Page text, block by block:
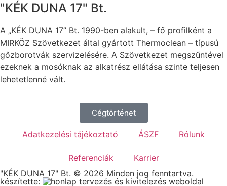
"KÉK DUNA 17" Bt.
A „KÉK DUNA 17” Bt. 1990-ben alakult, – fő profilként a
MIRKÖZ Szövetkezet által gyártott Thermoclean – típusú
gőzborotvák szervizelésére. A Szövetkezet megszűntével
ezeknek a mosóknak az alkatrész ellátása szinte teljesen
lehetetlenné vált.
Cégtörténet
Adatkezelési tájékoztató ÁSZF Rólunk
Referenciák
Karrier
"KÉK DUNA 17" Bt. © 2026 Minden jog fenntartva.
készítette:
weboldal